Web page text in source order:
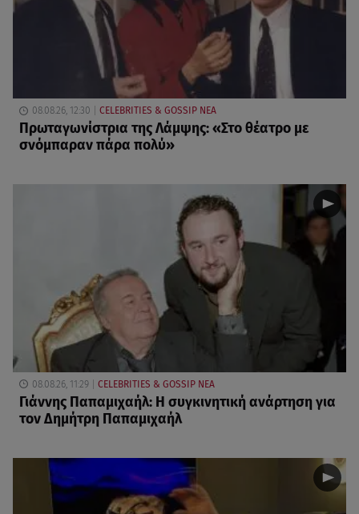
08.08.26, 12:30 CELEBRITIES & GOSSIP ΝΕΑ
Πρωταγωνίστρια της Λάμψης: «Στο θέατρο με
σνόμπαραν πάρα πολύ»
08.08.26, 11:29 CELEBRITIES & GOSSIP ΝΕΑ
Γιάννης Παπαμιχαήλ: Η συγκινητική ανάρτηση για
τον Δημήτρη Παπαμιχαήλ